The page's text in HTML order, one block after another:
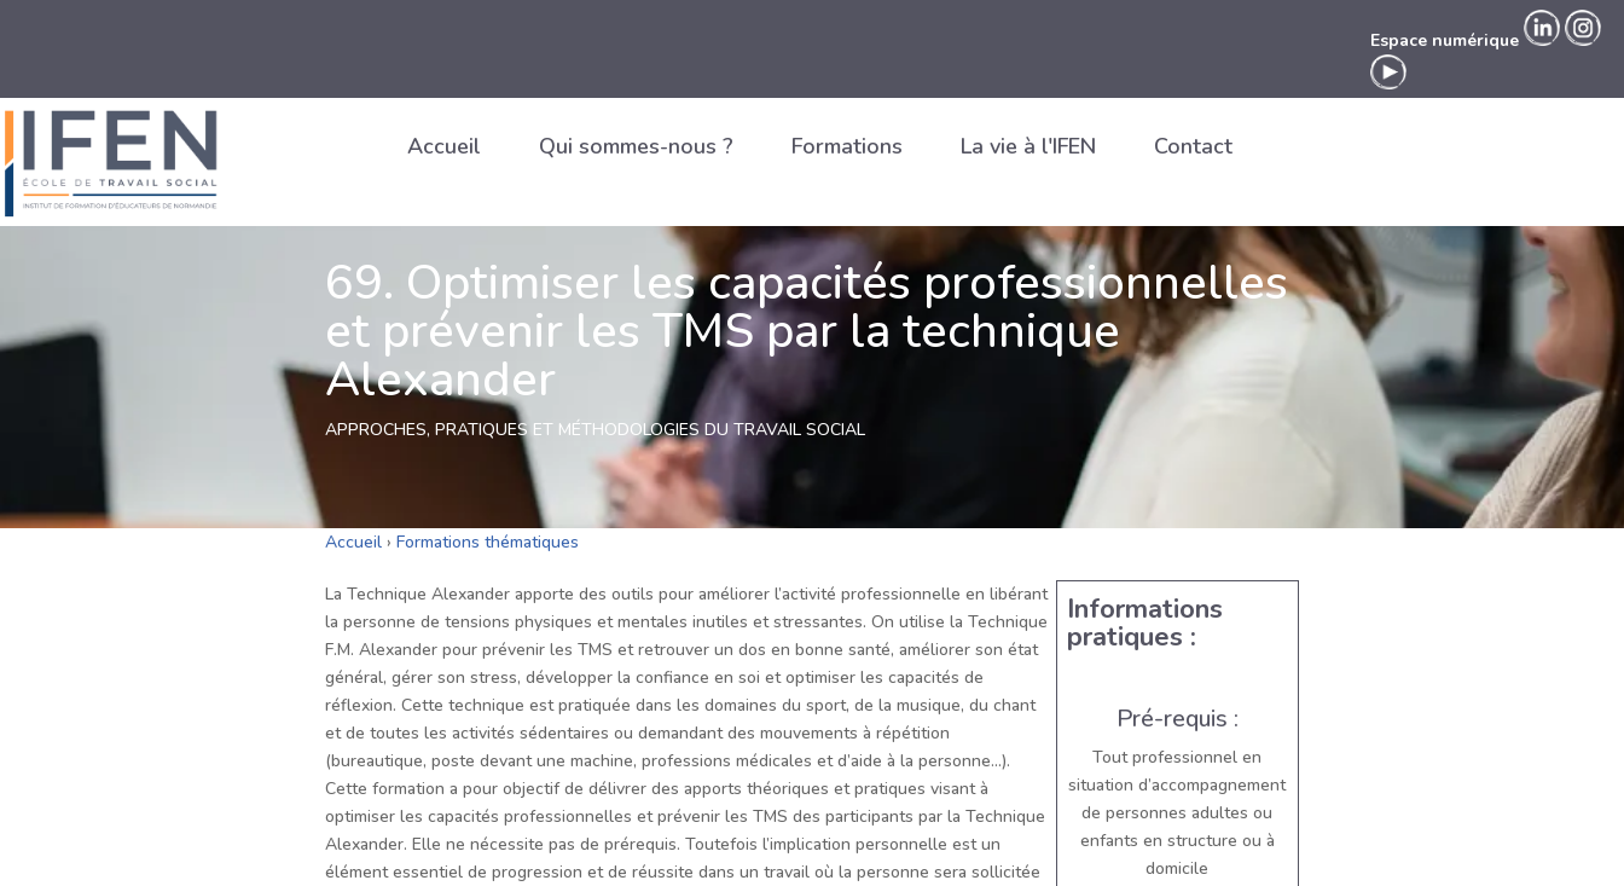
Espace numérique
Accueil Qui sommes-nous ? Formations La vie à l'IFEN Contact
69. Optimiser les capacités professionnelles
et prévenir les TMS par la technique
Alexander
APPROCHES, PRATIQUES ET MÉTHODOLOGIES DU TRAVAIL SOCIAL
Accueil› Formations thématiques
La Technique Alexander apporte des outils pour améliorer l’activité professionnelle en libérant
la personne de tensions physiques et mentales inutiles et stressantes. On utilise la Technique
F.M. Alexander pour prévenir les TMS et retrouver un dos en bonne santé, améliorer son état
général, gérer son stress, développer la confiance en soi et optimiser les capacités de
réflexion. Cette technique est pratiquée dans les domaines du sport, de la musique, du chant
et de toutes les activités sédentaires ou demandant des mouvements à répétition
(bureautique, poste devant une machine, professions médicales et d’aide à la personne…).
Cette formation a pour objectif de délivrer des apports théoriques et pratiques visant à
optimiser les capacités professionnelles et prévenir les TMS des participants par la Technique
Alexander. Elle ne nécessite pas de prérequis. Toutefois l’implication personnelle est un
élément essentiel de progression et de réussite dans un travail où la personne sera sollicitée
Informations
pratiques :
Pré-requis :
Tout professionnel en
situation d’accompagnement
de personnes adultes ou
enfants en structure ou à
domicile